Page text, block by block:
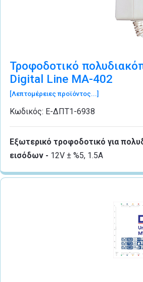
Τροφοδοτικό
Digital Line MA-402
[Λεπτομέρειες προϊόντος...]
Κωδικός: Ε-ΔΠΤ1-6938
Εξωτερικό τροφοδοτικό για
εισόδων - 12V ± %5, 1.5A